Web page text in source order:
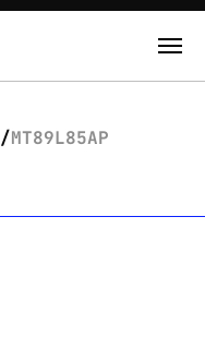
MT89L85AP